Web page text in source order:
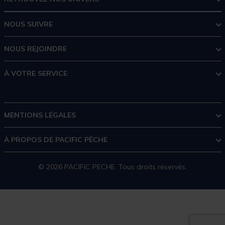
NOUS SUIVRE
NOUS REJOINDRE
À VOTRE SERVICE
MENTIONS LÉGALES
À PROPOS DE PACIFIC PÊCHE
© 2026 PACIFIC PECHE. Tous droits réservés.